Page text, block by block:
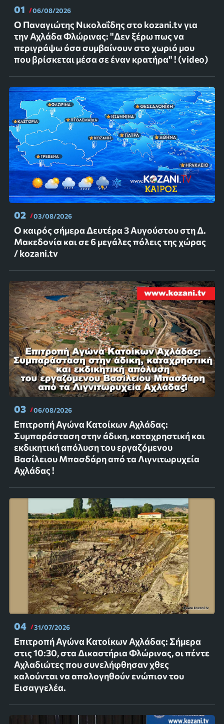
01 06/08/2026
Ο Παναγιώτης Νικολαΐδης στο kozani.tv για
την Αχλάδα Φλώρινας: "Δεν ξέρω πως να
περιγράψω όσα συμβαίνουν στο χωριό μου
που βρίσκεται μέσα σε έναν κρατήρα" ! (video)
02 03/08/2026
Ο καιρός σήμερα Δευτέρα 3 Αυγούστου στη Δ.
Μακεδονία και σε 6 μεγάλες πόλεις της χώρας
/ kozani.tv
03 06/08/2026
Επιτροπή Αγώνα Κατοίκων Αχλάδας:
Συμπαράσταση στην άδικη, καταχρηστική και
εκδικητική απόλυση του εργαζόμενου
Βασίλειου Μπασδάρη από τα Λιγνιτωρυχεία
Αχλάδας !
04 31/07/2026
Επιτροπή Αγώνα Κατοίκων Αχλάδας: Σήμερα
στις 10:30, στα Δικαστήρια Φλώρινας, οι πέντε
Αχλαδιώτες που συνελήφθησαν χθες
καλούνται να απολογηθούν ενώπιον του
Εισαγγελέα.